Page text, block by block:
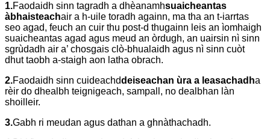
1.Faodaidh sinn tagradh a dhèanamhsuaicheantas
àbhaisteachair a h-uile toradh againn, ma tha an t-iarrtas
seo agad, feuch an cuir thu post-d thugainn leis an ìomhaigh
suaicheantas agad agus meud an òrdugh, an uairsin nì sinn
sgrùdadh air a’ chosgais clò-bhualaidh agus nì sinn cuòt
dhut taobh a-staigh aon latha obrach.
2.Faodaidh sinn cuideachddeiseachan ùra a leasachadha
rèir do dhealbh teignigeach, sampall, no dealbhan làn
shoilleir.
3.Gabh ri meudan agus dathan a ghnàthachadh.